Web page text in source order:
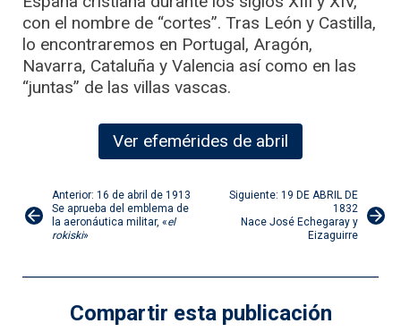
con el nombre de “cortes”. Tras León y Castilla,
lo encontraremos en Portugal, Aragón,
Navarra, Cataluña y Valencia así como en las
“juntas” de las villas vascas.
Ver efemérides de abril
Navegación
entradas
Anterior: 16 de abril de 1913
Se aprueba del emblema de
la aeronáutica militar, «el
rokiski»
Siguiente: 19 DE ABRIL DE
1832
Nace José Echegaray y
Eizaguirre
Compartir esta publicación